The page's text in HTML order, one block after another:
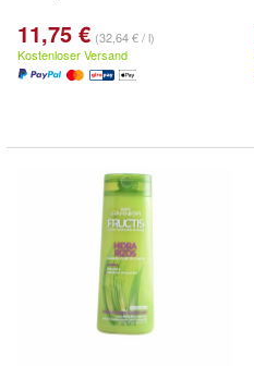
11,75 € (32,64 € / l)
Kostenloser Versand